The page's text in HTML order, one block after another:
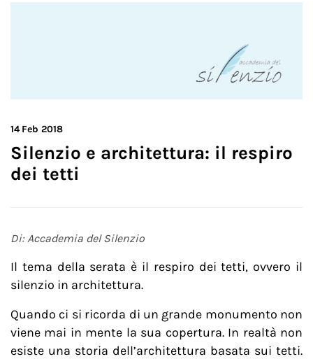
14 Feb 2018
Silenzio e architettura: il respiro
dei tetti
Di: Accademia del Silenzio
Il tema della serata è il respiro dei tetti, ovvero il
silenzio in architettura.
Quando ci si ricorda di un grande monumento non
viene mai in mente la sua copertura. In realtà non
esiste una storia dell’architettura basata sui tetti.